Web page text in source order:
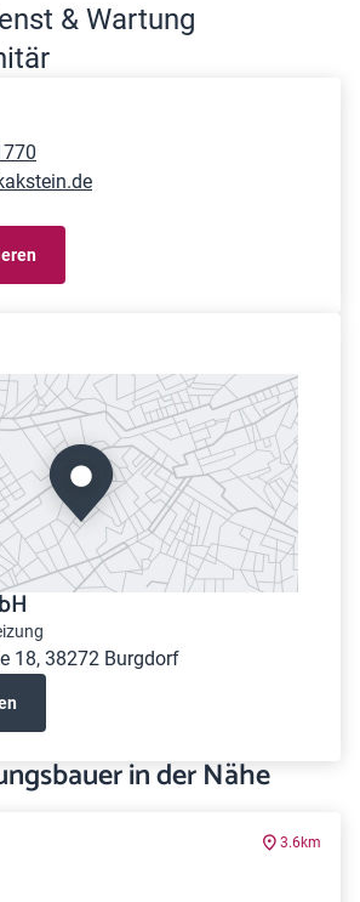
& Wartung
18, 38272 Burgdorf
in der Nähe
3.6km